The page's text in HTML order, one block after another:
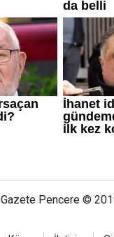
Gazete Pencere ©